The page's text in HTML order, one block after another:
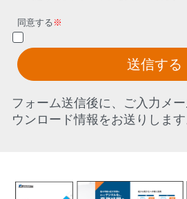
同意する ※
送信する
フォーム送信後に、ご入力メ
ウンロード情報をお送りします